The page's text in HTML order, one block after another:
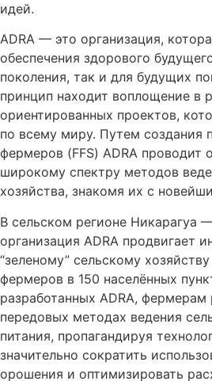
идей.
ADRA — это организация,
обеспечения здорового
поколения, так и для будущих
принцип находит воплощение в
ориентированных проектов,
по всему миру. Путем создания
фермеров (FFS) ADRA проводит
широкому спектру методов
хозяйства, знакомя их с
В сельском регионе Никарагуа
организация ADRA продвигает
“зеленому” сельскому
фермеров в 150 населённых
разработанных ADRA, фермерам
передовых методах ведения
питания, пропагандируя
значительно сократить
орошения и оптимизировать